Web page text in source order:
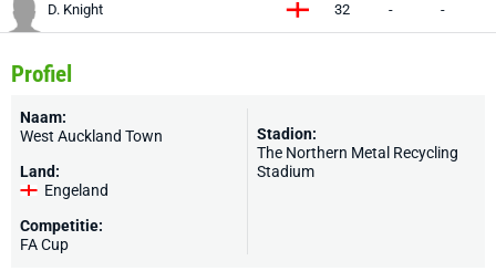
D. Knight 32 - -
Profiel
Naam:
West Auckland Town
Land:
Engeland
Competitie:
FA Cup
Stadion:
The Northern Metal Recycling
Stadium